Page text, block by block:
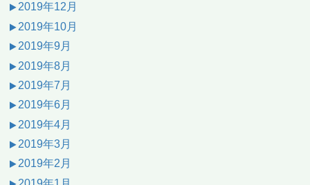
2019年12月
2019年10月
2019年9月
2019年8月
2019年7月
2019年6月
2019年4月
2019年3月
2019年2月